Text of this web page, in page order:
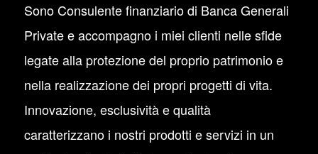
Sono Consulente finanziario di Banca Generali
Private e accompagno i miei clienti nelle sfide
legate alla protezione del proprio patrimonio e
nella realizzazione dei propri progetti di vita.
Innovazione, esclusività e qualità
caratterizzano i nostri prodotti e servizi in un